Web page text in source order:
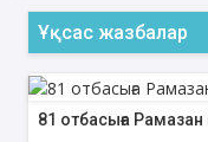
Ұқсас жазбалар
81 отбасыға